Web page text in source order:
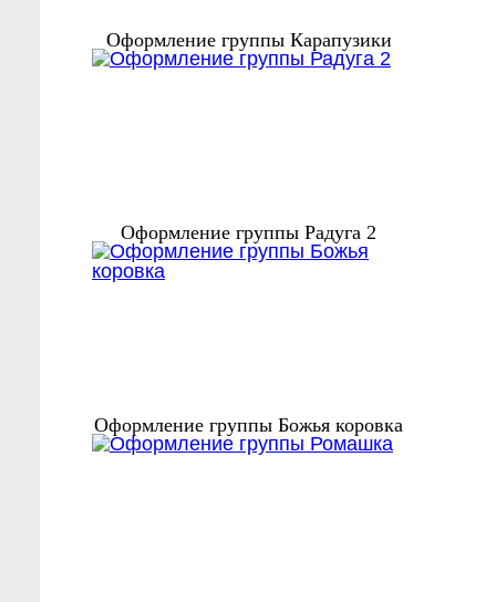
Оформление группы Карапузики
Оформление группы Радуга 2
Оформление группы Божья коровка